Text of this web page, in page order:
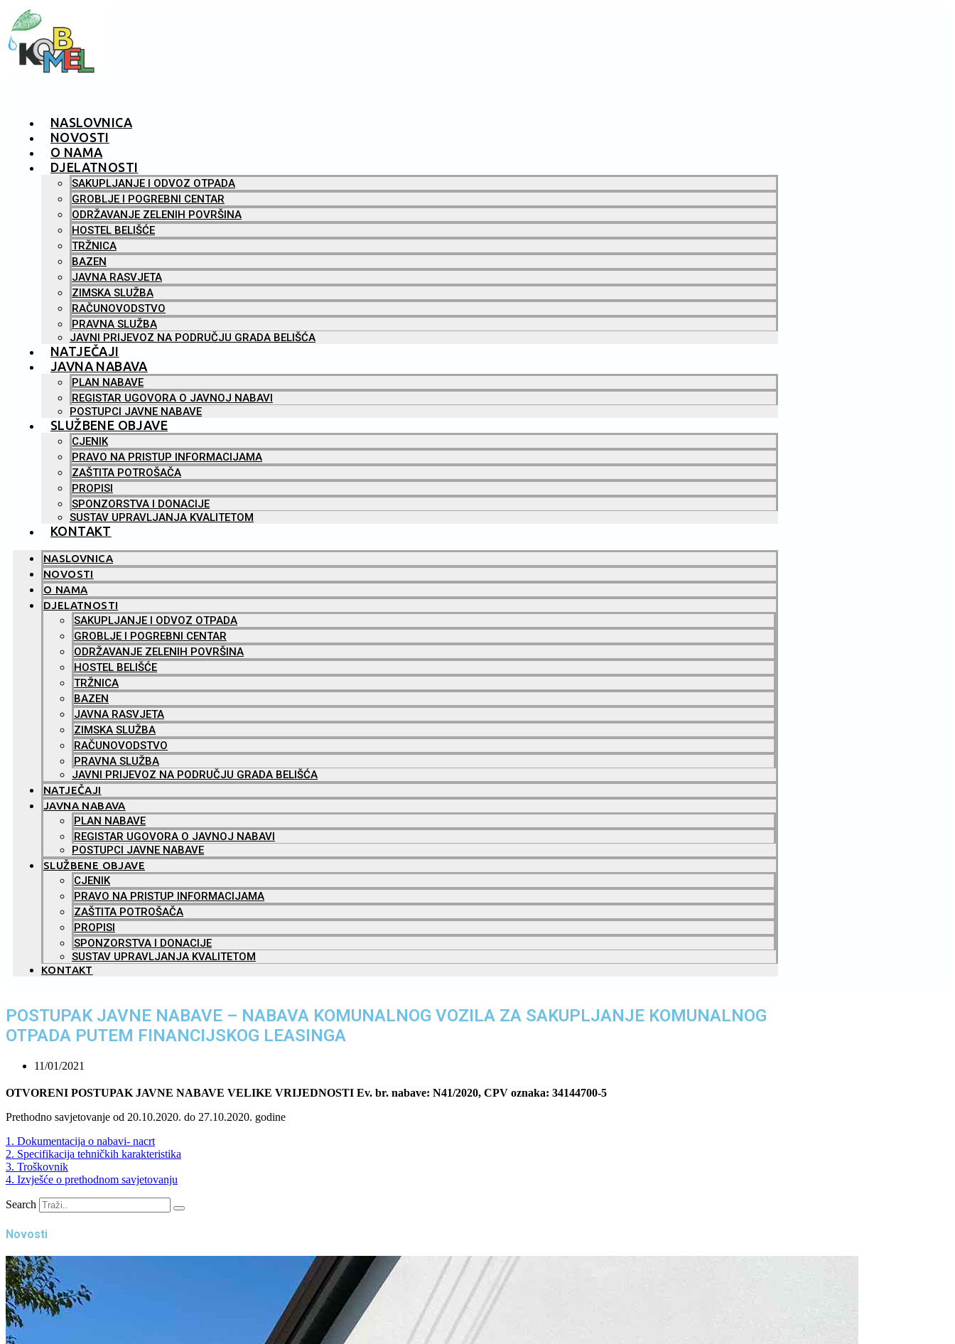
NASLOVNICA
NOVOSTI
O NAMA
DJELATNOSTI
SAKUPLJANJE I ODVOZ OTPADA
GROBLJE I POGREBNI CENTAR
ODRŽAVANJE ZELENIH POVRŠINA
HOSTEL BELIŠĆE
TRŽNICA
BAZEN
JAVNA RASVJETA
ZIMSKA SLUŽBA
RAČUNOVODSTVO
PRAVNA SLUŽBA
JAVNI PRIJEVOZ NA PODRUČJU GRADA BELIŠĆA
NATJEČAJI
JAVNA NABAVA
PLAN NABAVE
REGISTAR UGOVORA O JAVNOJ NABAVI
POSTUPCI JAVNE NABAVE
SLUŽBENE OBJAVE
CJENIK
PRAVO NA PRISTUP INFORMACIJAMA
ZAŠTITA POTROŠAČA
PROPISI
SPONZORSTVA I DONACIJE
SUSTAV UPRAVLJANJA KVALITETOM
KONTAKT
NASLOVNICA
NOVOSTI
O NAMA
DJELATNOSTI
SAKUPLJANJE I ODVOZ OTPADA
GROBLJE I POGREBNI CENTAR
ODRŽAVANJE ZELENIH POVRŠINA
HOSTEL BELIŠĆE
TRŽNICA
BAZEN
JAVNA RASVJETA
ZIMSKA SLUŽBA
RAČUNOVODSTVO
PRAVNA SLUŽBA
JAVNI PRIJEVOZ NA PODRUČJU GRADA BELIŠĆA
NATJEČAJI
JAVNA NABAVA
PLAN NABAVE
REGISTAR UGOVORA O JAVNOJ NABAVI
POSTUPCI JAVNE NABAVE
SLUŽBENE OBJAVE
CJENIK
PRAVO NA PRISTUP INFORMACIJAMA
ZAŠTITA POTROŠAČA
PROPISI
SPONZORSTVA I DONACIJE
SUSTAV UPRAVLJANJA KVALITETOM
KONTAKT
POSTUPAK JAVNE NABAVE – NABAVA KOMUNALNOG VOZILA ZA SAKUPLJANJE KOMUNALNOG
OTPADA PUTEM FINANCIJSKOG LEASINGA
11/01/2021
OTVORENI POSTUPAK JAVNE NABAVE VELIKE VRIJEDNOSTI Ev. br. nabave: N41/2020, CPV oznaka: 34144700-5
Prethodno savjetovanje od 20.10.2020. do 27.10.2020. godine
1. Dokumentacija o nabavi- nacrt
2. Specifikacija tehničkih karakteristika
3. Troškovnik
4. Izvješće o prethodnom savjetovanju
Search
Novosti